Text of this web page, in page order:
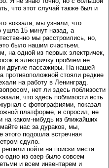
что этот случай также был и
вокзала, мы узнали, что
ушла 15 минут назад, а
мы расстроились, но,
было нашим счастьем.
на одной из первых электричек,
в электричку проблем не
другие пассажиры. На нашей
стояли редкие
на работу в Ленинград.
нет ли здесь поблизости
что здесь поблизости есть
с фотографиями, показал
платформе, и спросил, не
на каком-нибудь из ближайших
нас за дураков, мы,
этого подошла встречная
сдуло.
пойти на поиски места
одно из озер было совсем
и всем инвентарем и